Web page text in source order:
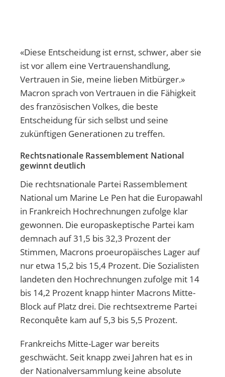
«Diese Entscheidung ist ernst, schwer, aber sie
ist vor allem eine Vertrauenshandlung,
Vertrauen in Sie, meine lieben Mitbürger.»
Macron sprach von Vertrauen in die Fähigkeit
des französischen Volkes, die beste
Entscheidung für sich selbst und seine
zukünftigen Generationen zu treffen.
Rechtsnationale Rassemblement National
gewinnt deutlich
Die rechtsnationale Partei Rassemblement
National um Marine Le Pen hat die Europawahl
in Frankreich Hochrechnungen zufolge klar
gewonnen. Die europaskeptische Partei kam
demnach auf 31,5 bis 32,3 Prozent der
Stimmen, Macrons proeuropäisches Lager auf
nur etwa 15,2 bis 15,4 Prozent. Die Sozialisten
landeten den Hochrechnungen zufolge mit 14
bis 14,2 Prozent knapp hinter Macrons Mitte-
Block auf Platz drei. Die rechtsextreme Partei
Reconquête kam auf 5,3 bis 5,5 Prozent.
Frankreichs Mitte-Lager war bereits
geschwächt. Seit knapp zwei Jahren hat es in
der Nationalversammlung keine absolute